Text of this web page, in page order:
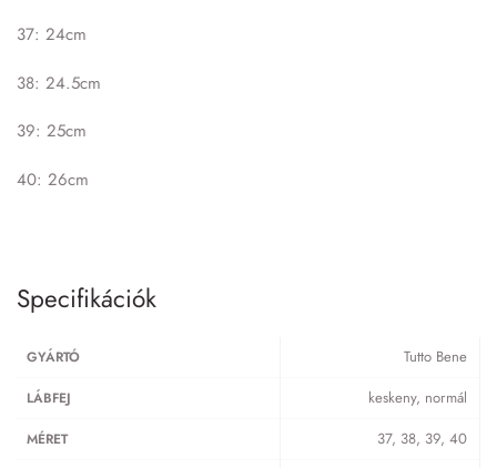
37: 24cm
38: 24.5cm
39: 25cm
40: 26cm
Specifikációk
GYÁRTÓ Tutto Bene
LÁBFEJ keskeny, normál
MÉRET 37, 38, 39, 40